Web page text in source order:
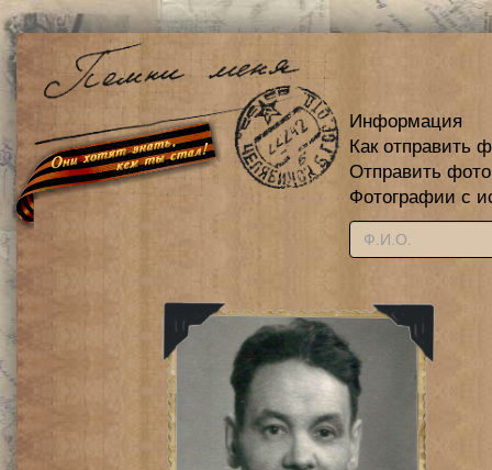
Информация
Как отправить
Отправить
Фотографии с